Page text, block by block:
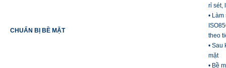
CHUẨN BỊ BỀ MẶT
rỉ sét,
•
theo
• Sau
mặt
• Bề